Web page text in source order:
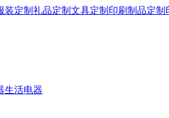
装定制 礼品定制 文具定制 印刷制品定制
生活电器